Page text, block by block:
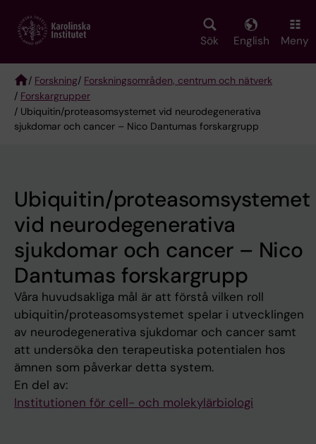
main
Sök English Meny
Breadcrumb
/ Forskning/ Forskningsområden, centrum och nätverk
/ Forskargrupper
/ Ubiquitin/proteasomsystemet vid neurodegenerativa
sjukdomar och cancer – Nico Dantumas forskargrupp
Ubiquitin/proteasomsystemet
vid neurodegenerativa
sjukdomar och cancer – Nico
Dantumas forskargrupp
Våra huvudsakliga mål är att förstå vilken roll
ubiquitin/proteasomsystemet spelar i utvecklingen
av neurodegenerativa sjukdomar och cancer samt
att undersöka den terapeutiska potentialen hos
ämnen som påverkar detta system.
En del av:
Institutionen för cell- och molekylärbiologi